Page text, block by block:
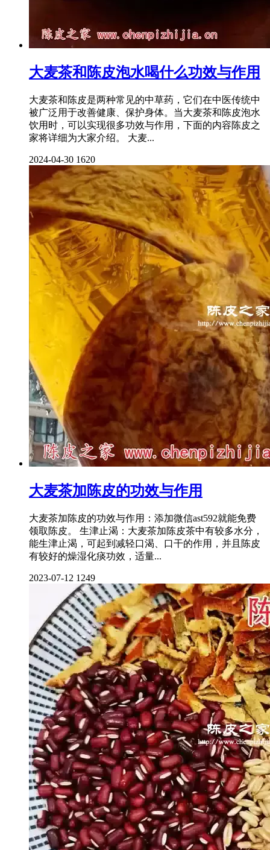
大麦茶和陈皮泡水喝什么功效与作用
大麦茶和陈皮是两种常见的中草药，它们在中医传统中
被广泛用于改善健康、保护身体。当大麦茶和陈皮泡水
饮用时，可以实现很多功效与作用，下面的内容陈皮之
家将详细为大家介绍。 大麦...
2024-04-30 1620
大麦茶加陈皮的功效与作用
大麦茶加陈皮的功效与作用：添加微信ast592就能免费
领取陈皮。 生津止渴：大麦茶加陈皮茶中有较多水分，
能生津止渴，可起到减轻口渴、口干的作用，并且陈皮
有较好的燥湿化痰功效，适量...
2023-07-12 1249